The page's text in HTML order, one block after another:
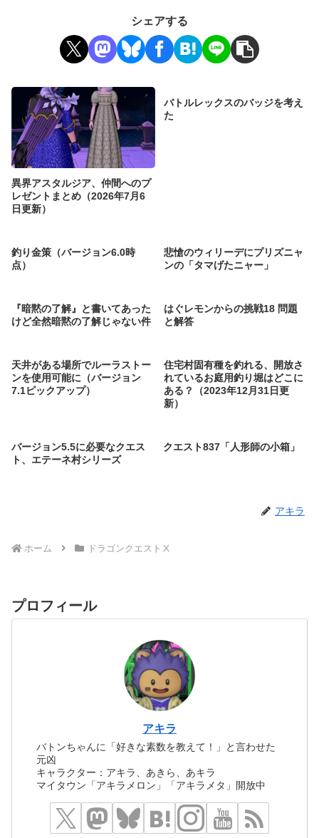
シェアする
異界アスタルジア、仲間へのプ
レゼントまとめ（2026年7月6
日更新）
バトルレックスのバッジを考え
た
釣り金策（バージョン6.0時
点）
悲愴のウィリーデにプリズニャ
ンの「タマげたニャー」
『暗黙の了解』と書いてあった
けど全然暗黙の了解じゃない件
はぐレモンからの挑戦18 問題
と解答
天井がある場所でルーラストー
ンを使用可能に（バージョン
7.1ピックアップ）
住宅村固有種を釣れる、開放さ
れているお庭用釣り堀はどこに
ある？（2023年12月31日更
新）
バージョン5.5に必要なクエス
ト、エテーネ村シリーズ
クエスト837「人形師の小箱」
アキラ
ホーム ドラゴンクエストⅩ
プロフィール
アキラ
バトンちゃんに「好きな素数を教えて！」と言わせた
元凶
キャラクター：アキラ、あきら、あキラ
マイタウン「アキラメロン」「アキラメタ」開放中